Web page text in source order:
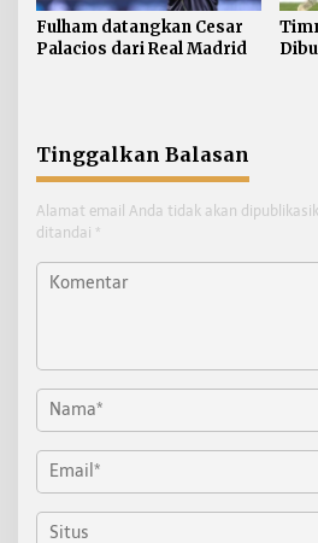
Fulham datangkan Cesar
Palacios dari Real Madrid
Tinggalkan Balasan
Alamat email Anda tidak akan
ditandai *